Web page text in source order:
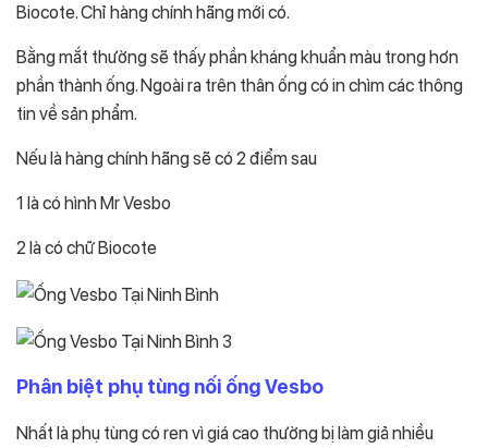
Biocote. Chỉ hàng chính hãng mới có.
Bằng mắt thường sẽ thấy phần kháng khuẩn màu trong hơn
phần thành ống. Ngoài ra trên thân ống có in chìm các thông
tin về sản phẩm.
Nếu là hàng chính hãng sẽ có 2 điểm sau
1 là có hình Mr Vesbo
2 là có chữ Biocote
Phân biệt phụ tùng nối ống Vesbo
Nhất là phụ tùng có ren vì giá cao thường bị làm giả nhiều